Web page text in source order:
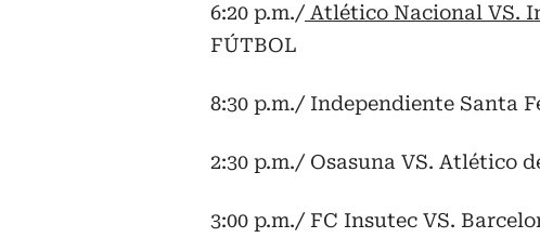
6:20 p.m./Atlético Nacional VS.
FÚTBOL
8:30 p.m./ Independiente Santa
2:30 p.m./ Osasuna VS. Atlético
3:00 p.m./ FC Insutec VS.